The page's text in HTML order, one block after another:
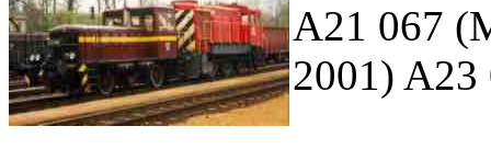
A21 067
2001)